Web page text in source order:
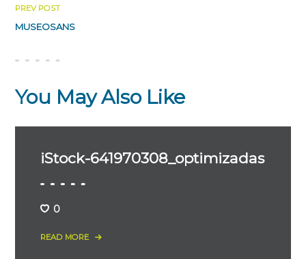
PREV POST
MUSEOSANS
You May Also Like
iStock-641970308_optimizadas
0
READ MORE